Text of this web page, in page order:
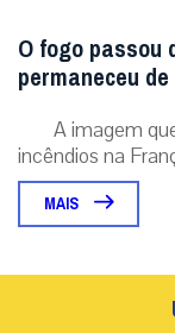
O fogo passou
permaneceu
A imagem
incêndios na
MAIS